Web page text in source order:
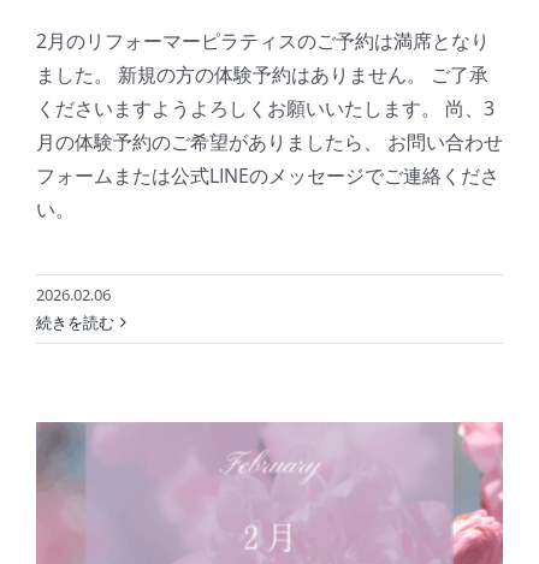
2月のリフォーマーピラティスのご予約は満席となり
ました。 新規の方の体験予約はありません。 ご了承
くださいますようよろしくお願いいたします。 尚、3
月の体験予約のご希望がありましたら、 お問い合わせ
フォームまたは公式LINEのメッセージでご連絡くださ
い。
2026.02.06
続きを読む